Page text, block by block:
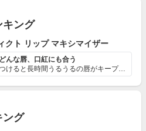
キング
クト リップ マキシマイザー
んな唇、口紅にも合う
保湿効果抜群で、つけると長時間うるうるの唇がキープでき...
ング